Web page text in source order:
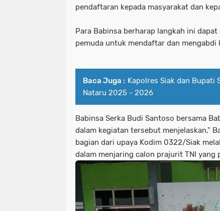
pendaftaran kepada masyarakat dan
Para Babinsa berharap langkah ini
pemuda untuk mendaftar dan mengabdi
Baca Juga : Kapolres Siak dan Bupati
Nataru 2025 - 2026
Babinsa Serka Budi Santoso bersama
dalam kegiatan tersebut menjelaskan,"
bagian dari upaya Kodim 0322/Siak
dalam menjaring calon prajurit TNI yang